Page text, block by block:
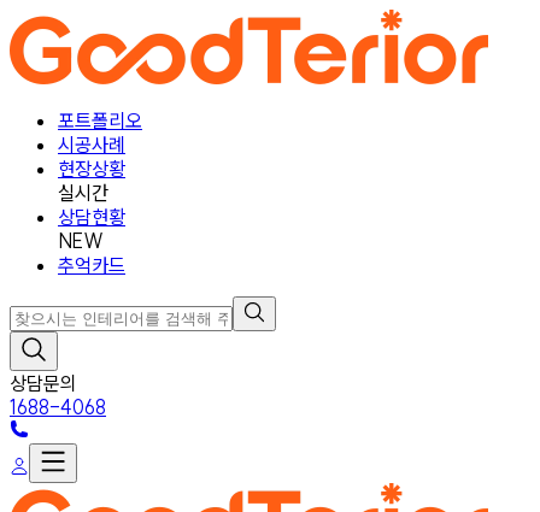
포트폴리오
시공사례
현장상황
실시간
상담현황
NEW
추억카드
상담문의
1688-4068